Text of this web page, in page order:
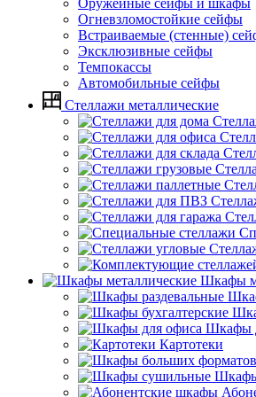
Оружейные сейфы и шкафы
Огневзломостойкие сейфы
Встраиваемые (стенные)
Эксклюзивные сейфы
Темпокассы
Автомобильные сейфы
Стеллажи металлические
Шкафы
Шкафы
Картотеки